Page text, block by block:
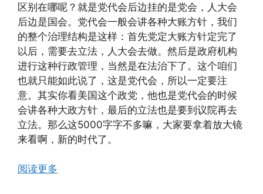
区别在哪呢？就是党代会后边挂的是党会，人大会
后边是国会。党代会一般会讲各种大账方针，我们
的整个治理结构是这样：首先党定大账方针定完了
以后，需要去立法，人大会去做。然后是政府机构
进行这种行政管理，当然是在法治下了。这个咱们
也就只能如此说了，这是党代会，所以一定要注
意。其实你看美国这个政党，他也是党代会的时候
会讲各种大政方针，最后的立法也是要到议院再去
立法。那么这5000字字不多嘛，大家要拿着放大镜
来看啊，新的时代了。
阅读更多